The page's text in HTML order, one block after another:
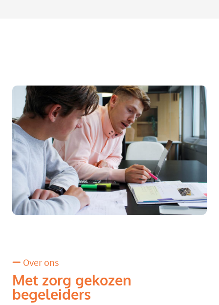
Over ons
Met zorg gekozen
begeleiders